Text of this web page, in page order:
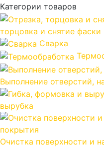
Категории товаров
торцовка и снятие фаски
Сварка
Выполнение отверстий,
вырубка
Очистка поверхности и